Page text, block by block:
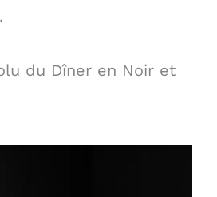
.
du Dîner en Noir et